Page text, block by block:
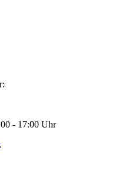
- 17:00 Uhr
.